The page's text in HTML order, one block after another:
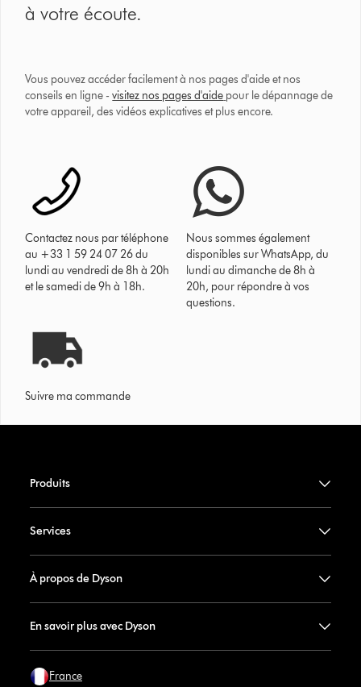
à votre écoute.
Vous pouvez accéder facilement à nos pages d'aide et nos
conseils en ligne -visitez nos pages d'aide pour le dépannage de
votre appareil, des vidéos explicatives et plus encore.
Contactez nous par téléphone
au +33 1 59 24 07 26 du
lundi au vendredi de 8h à 20h
et le samedi de 9h à 18h.
Nous sommes également
disponibles sur WhatsApp, du
lundi au dimanche de 8h à
20h, pour répondre à vos
questions.
Suivre ma commande
Produits
Services
À propos de Dyson
En savoir plus avec Dyson
France